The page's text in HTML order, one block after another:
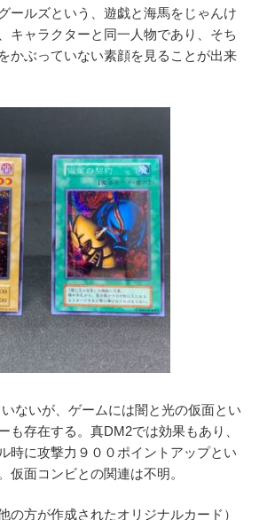
ールズという、遊戯と海馬をじゃんけ
キャラクターと同一人物であり、そち
かぶっていない素顔を見ることが出来
ないが、ゲームには闇と光の仮面とい
も存在する。真DM2では効果もあり、
時に攻撃力９００ポイントアップとい
仮面コンビとの関連は不明。
の方が作成されたオリジナルカード）